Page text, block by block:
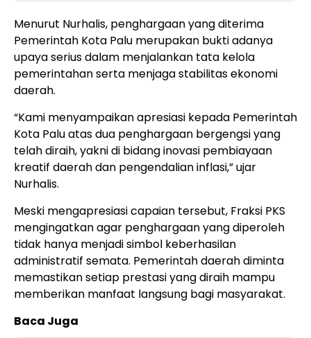
Menurut Nurhalis, penghargaan yang diterima
Pemerintah Kota Palu merupakan bukti adanya
upaya serius dalam menjalankan tata kelola
pemerintahan serta menjaga stabilitas ekonomi
daerah.
“Kami menyampaikan apresiasi kepada Pemerintah
Kota Palu atas dua penghargaan bergengsi yang
telah diraih, yakni di bidang inovasi pembiayaan
kreatif daerah dan pengendalian inflasi,” ujar
Nurhalis.
Meski mengapresiasi capaian tersebut, Fraksi PKS
mengingatkan agar penghargaan yang diperoleh
tidak hanya menjadi simbol keberhasilan
administratif semata. Pemerintah daerah diminta
memastikan setiap prestasi yang diraih mampu
memberikan manfaat langsung bagi masyarakat.
Baca Juga